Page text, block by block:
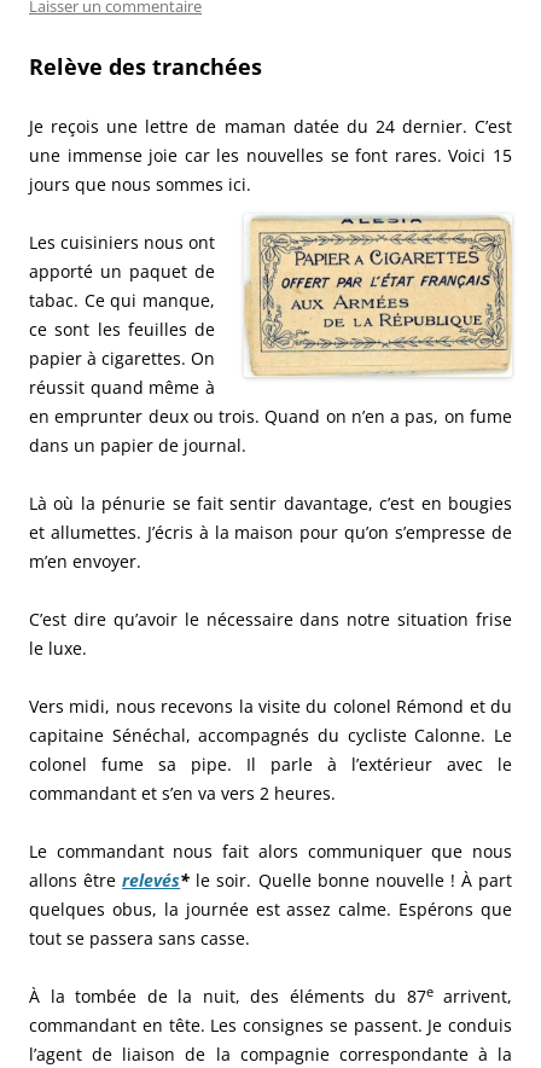
Laisser un commentaire
Relève des tranchées
Je reçois une lettre de maman datée du 24 dernier. C’est
une immense joie car les nouvelles se font rares. Voici 15
jours que nous sommes ici.
Les cuisiniers nous ont
apporté un paquet de
tabac. Ce qui manque,
ce sont les feuilles de
papier à cigarettes. On
réussit quand même à
en emprunter deux ou trois. Quand on n’en a pas, on fume
dans un papier de journal.
Là où la pénurie se fait sentir davantage, c’est en bougies
et allumettes. J’écris à la maison pour qu’on s’empresse de
m’en envoyer.
C’est dire qu’avoir le nécessaire dans notre situation frise
le luxe.
Vers midi, nous recevons la visite du colonel Rémond et du
capitaine Sénéchal, accompagnés du cycliste Calonne. Le
colonel fume sa pipe. Il parle à l’extérieur avec le
commandant et s’en va vers 2 heures.
Le commandant nous fait alors communiquer que nous
allons êtrerelevés* le soir. Quelle bonne nouvelle ! À part
quelques obus, la journée est assez calme. Espérons que
tout se passera sans casse.
À la tombée de la nuit, des éléments du 87earrivent,
commandant en tête. Les consignes se passent. Je conduis
l’agent de liaison de la compagnie correspondante à la